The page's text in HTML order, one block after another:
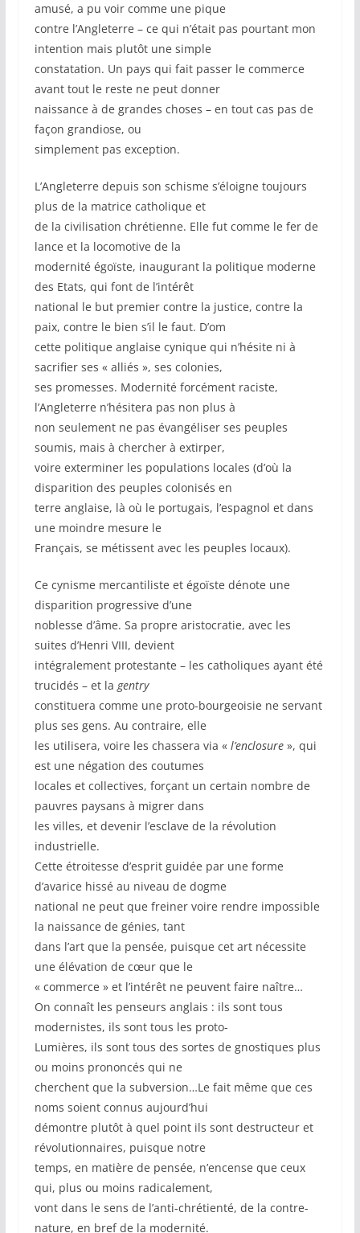
amusé, a pu voir comme une pique
contre l’Angleterre – ce qui n’était pas pourtant mon
intention mais plutôt une simple
constatation. Un pays qui fait passer le commerce
avant tout le reste ne peut donner
naissance à de grandes choses – en tout cas pas de
façon grandiose, ou
simplement pas exception.
L’Angleterre depuis son schisme s’éloigne toujours
plus de la matrice catholique et
de la civilisation chrétienne. Elle fut comme le fer de
lance et la locomotive de la
modernité égoïste, inaugurant la politique moderne
des Etats, qui font de l’intérêt
national le but premier contre la justice, contre la
paix, contre le bien s’il le faut. D’om
cette politique anglaise cynique qui n’hésite ni à
sacrifier ses « alliés », ses colonies,
ses promesses. Modernité forcément raciste,
l’Angleterre n’hésitera pas non plus à
non seulement ne pas évangéliser ses peuples
soumis, mais à chercher à extirper,
voire exterminer les populations locales (d’où la
disparition des peuples colonisés en
terre anglaise, là où le portugais, l’espagnol et dans
une moindre mesure le
Français, se métissent avec les peuples locaux).
Ce cynisme mercantiliste et égoïste dénote une
disparition progressive d’une
noblesse d’âme. Sa propre aristocratie, avec les
suites d’Henri VIII, devient
intégralement protestante – les catholiques ayant été
trucidés – et la gentry
constituera comme une proto-bourgeoisie ne servant
plus ses gens. Au contraire, elle
les utilisera, voire les chassera via «l’enclosure», qui
est une négation des coutumes
locales et collectives, forçant un certain nombre de
pauvres paysans à migrer dans
les villes, et devenir l’esclave de la révolution
industrielle.
Cette étroitesse d’esprit guidée par une forme
d’avarice hissé au niveau de dogme
national ne peut que freiner voire rendre impossible
la naissance de génies, tant
dans l’art que la pensée, puisque cet art nécessite
une élévation de cœur que le
« commerce » et l’intérêt ne peuvent faire naître…
On connaît les penseurs anglais : ils sont tous
modernistes, ils sont tous les proto-
Lumières, ils sont tous des sortes de gnostiques plus
ou moins prononcés qui ne
cherchent que la subversion…Le fait même que ces
noms soient connus aujourd’hui
démontre plutôt à quel point ils sont destructeur et
révolutionnaires, puisque notre
temps, en matière de pensée, n’encense que ceux
qui, plus ou moins radicalement,
vont dans le sens de l’anti-chrétienté, de la contre-
nature, en bref de la modernité.